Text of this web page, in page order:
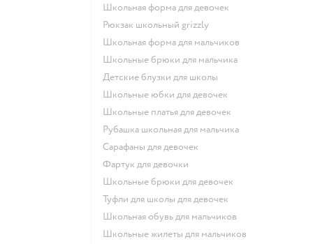
Школьная форма для девочек
Рюкзак школьный grizzly
Школьная форма для мальчиков
Школьные брюки для мальчика
Детские блузки для школы
Школьные юбки для девочек
Школьные платья для девочек
Рубашка школьная для мальчика
Сарафаны для девочек
Фартук для девочки
Школьные брюки для девочек
Туфли для школы для девочек
Школьная обувь для мальчиков
Школьные жилеты для мальчиков